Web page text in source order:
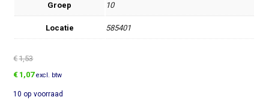
Groep 10
Locatie 585401
€1,53
Oorspronkelijke
was:
€ 1,07Huidige
is:
excl. btw
10 op voorraad